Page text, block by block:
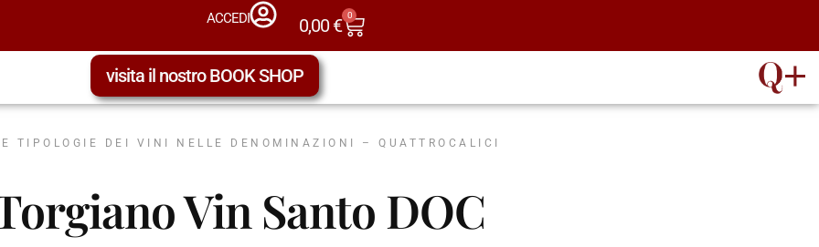
ACCEDI 0,00€ 0
visita il nostro BOOK SHOP
TIPOLOGIE DEI VINI NELLE DENOMINAZIONI – QUATTROCALICI
Vin Santo DOC